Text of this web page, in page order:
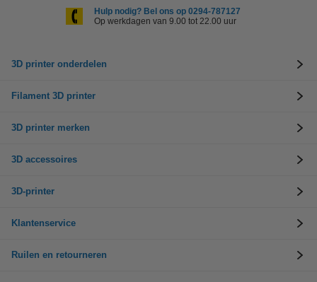
Hulp nodig? Bel ons op 0294-787127
Op werkdagen van 9.00 tot 22.00 uur
3D printer onderdelen
Filament 3D printer
3D printer merken
3D accessoires
3D-printer
Klantenservice
Ruilen en retourneren